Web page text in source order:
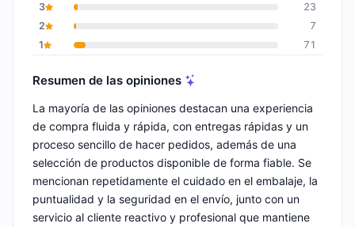
3
23
2
7
1
71
Resumen de las opiniones
La mayoría de las opiniones destacan una experiencia
de compra fluida y rápida, con entregas rápidas y un
proceso sencillo de hacer pedidos, además de una
selección de productos disponible de forma fiable. Se
mencionan repetidamente el cuidado en el embalaje, la
puntualidad y la seguridad en el envío, junto con un
servicio al cliente reactivo y profesional que mantiene